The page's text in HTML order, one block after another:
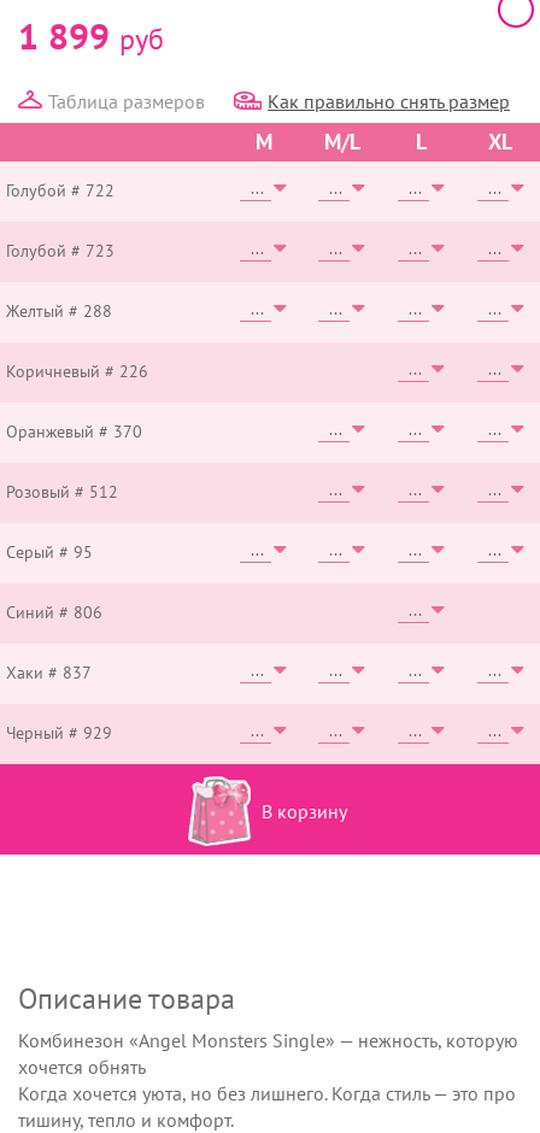
1 899 руб
Таблица размеров Как правильно снять размер
M M/L L XL
Голубой # 722
Голубой # 723
Желтый # 288
Коричневый # 226
Оранжевый # 370
Розовый # 512
Серый # 95
Синий # 806
Хаки # 837
Черный # 929
В корзину
Описание товара
Комбинезон «Angel Monsters Single» — нежность, которую
хочется обнять
Когда хочется уюта, но без лишнего. Когда стиль — это про
тишину, тепло и комфорт.